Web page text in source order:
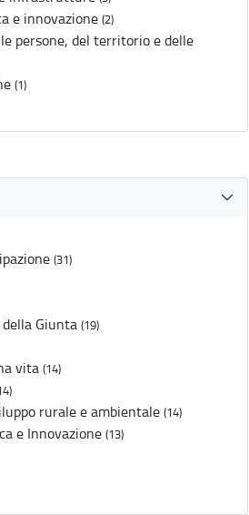
e innovazione (2)
persone, del territorio e delle
(1)
(31)
Giunta (19)
vita (14)
rurale e ambientale (14)
e Innovazione (13)